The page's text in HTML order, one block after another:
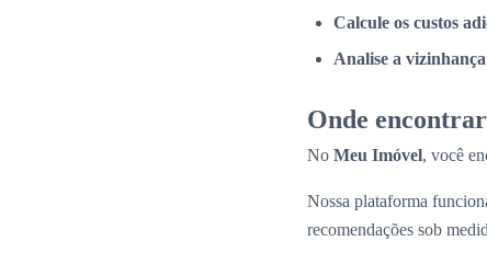
Calcule os custos
Analise a
Onde
No Meu Imóvel, você
Nossa plataforma
recomendações sob